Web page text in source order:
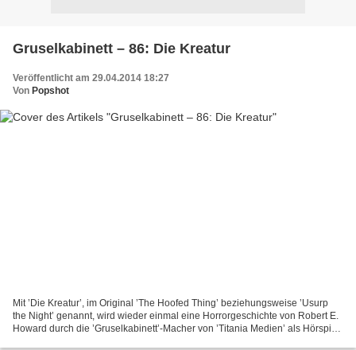
Gruselkabinett – 86: Die Kreatur
Veröffentlicht am 29.04.2014 18:27
Von Popshot
Mit ’Die Kreatur’, im Original ’The Hoofed Thing’ beziehungsweise ’Usurp
the Night’ genannt, wird wieder einmal eine Horrorgeschichte von Robert E.
Howard durch die ’Gruselkabinett’-Macher von ’Titania Medien’ als Hörspiel